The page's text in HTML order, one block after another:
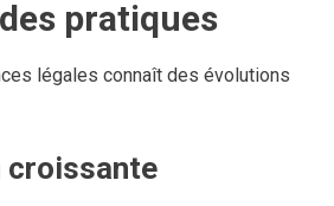
pratiques
légales connaît des évolutions